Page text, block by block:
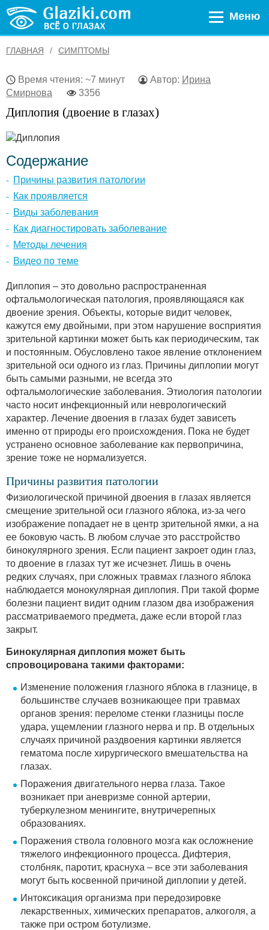
Меню
ГЛАВНАЯ СИМПТОМЫ
Время чтения: ~7 минут Автор: Ирина
Смирнова
3356
Диплопия (двоение в глазах)
Содержание
Причины развития патологии
Как проявляется
Виды заболевания
Как диагностировать заболевание
Методы лечения
Видео по теме
Диплопия – это довольно распространенная
офтальмологическая патология, проявляющаяся как
двоение зрения. Объекты, которые видит человек,
кажутся ему двойными, при этом нарушение восприятия
зрительной картинки может быть как периодическим, так
и постоянным. Обусловлено такое явление отклонением
зрительной оси одного из глаз. Причины диплопии могут
быть самыми разными, не всегда это
офтальмологические заболевания. Этиология патологии
часто носит инфекционный или неврологический
характер. Лечение двоения в глазах будет зависеть
именно от природы его происхождения. Пока не будет
устранено основное заболевание как первопричина,
зрение тоже не нормализуется.
Причины развития патологии
Физиологической причиной двоения в глазах является
смещение зрительной оси глазного яблока, из-за чего
изображение попадает не в центр зрительной ямки, а на
ее боковую часть. В любом случае это расстройство
бинокулярного зрения. Если пациент закроет один глаз,
то двоение в глазах тут же исчезнет. Лишь в очень
редких случаях, при сложных травмах глазного яблока
наблюдается монокулярная диплопия. При такой форме
болезни пациент видит одним глазом два изображения
рассматриваемого предмета, даже если второй глаз
закрыт.
Бинокулярная диплопия может быть
спровоцирована такими факторами:
Изменение положения глазного яблока в глазнице, в
большинстве случаев возникающее при травмах
органов зрения: переломе стенки глазницы после
удара, ущемлении глазного нерва и пр. В отдельных
случаях причиной раздвоения картинки является
гематома после хирургического вмешательства на
глазах.
Поражения двигательного нерва глаза. Такое
возникает при аневризме сонной артерии,
туберкулезном менингите, внутричерепных
образованиях.
Поражения ствола головного мозга как осложнение
тяжелого инфекционного процесса. Дифтерия,
столбняк, паротит, краснуха – все эти заболевания
могут быть косвенной причиной диплопии у детей.
Интоксикация организма при передозировке
лекарственных, химических препаратов, алкоголя, а
также при остром ботулизме.